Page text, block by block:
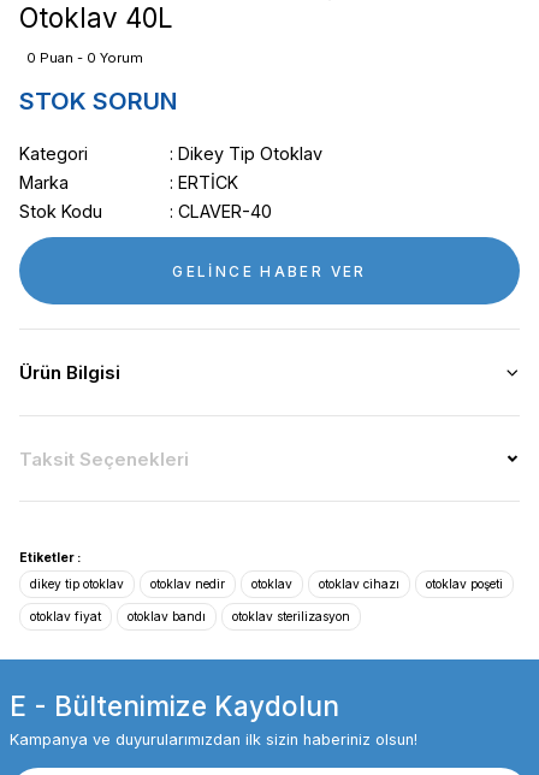
Otoklav 40L
0 Puan - 0 Yorum
STOK SORUN
Kategori
Dikey Tip Otoklav
Marka
ERTİCK
Stok Kodu
CLAVER-40
GELİNCE HABER VER
Ürün Bilgisi
Taksit Seçenekleri
Etiketler :
dikey tip otoklav
otoklav nedir otoklav otoklav cihazı otoklav poşeti
otoklav fiyat otoklav bandı otoklav sterilizasyon
E - Bültenimize Kaydolun
Kampanya ve duyurularımızdan ilk sizin haberiniz olsun!